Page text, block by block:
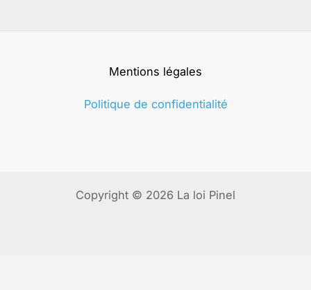
Mentions légales
Politique de confidentialité
Copyright © 2026 La loi Pinel